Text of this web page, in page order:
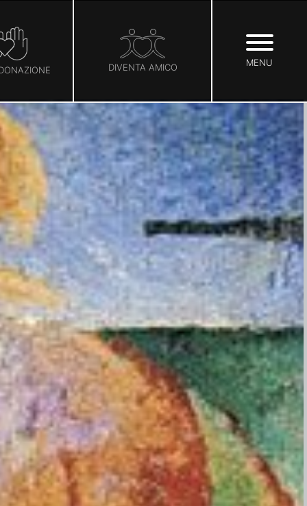
MENU
DIVENTA AMICO